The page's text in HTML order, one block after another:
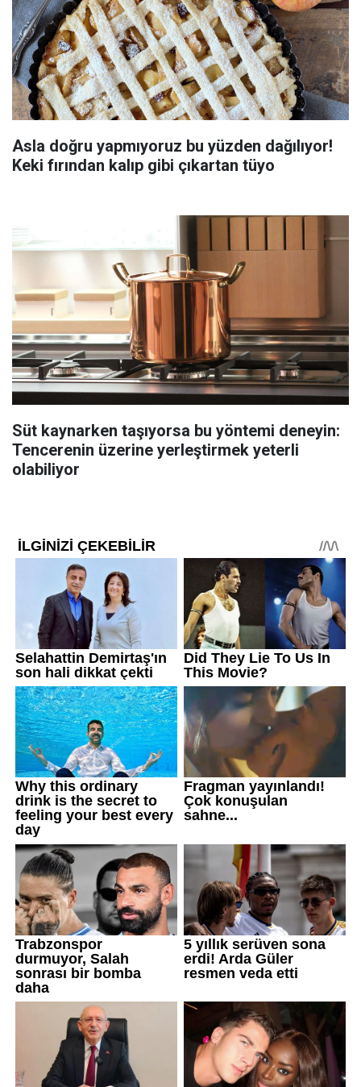
Asla doğru yapmıyoruz bu yüzden dağılıyor!
Keki fırından kalıp gibi çıkartan tüyo
Süt kaynarken taşıyorsa bu yöntemi deneyin:
Tencerenin üzerine yerleştirmek yeterli
olabiliyor